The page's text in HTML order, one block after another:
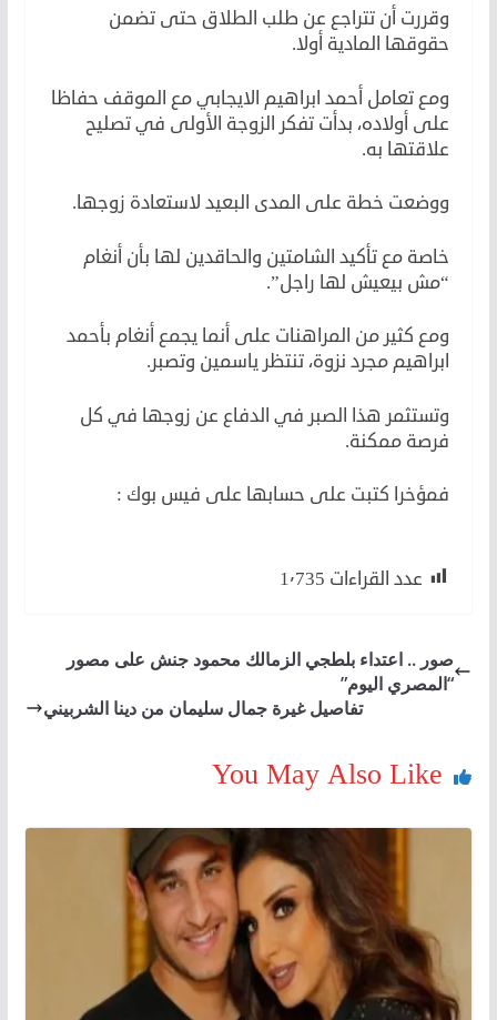
وقررت أن تتراجع عن طلب الطلاق حتى تضمن
حقوقها المادية أولا.
ومع تعامل أحمد ابراهيم الايجابي مع الموقف حفاظا
على أولاده، بدأت تفكر الزوجة الأولى في تصليح
علاقتها به.
ووضعت خطة على المدى البعيد لاستعادة زوجها.
خاصة مع تأكيد الشامتين والحاقدين لها بأن أنغام
“مش بيعيش لها راجل”.
ومع كثير من المراهنات على أنما يجمع أنغام بأحمد
ابراهيم مجرد نزوة، تنتظر ياسمين وتصبر.
وتستثمر هذا الصبر في الدفاع عن زوجها في كل
فرصة ممكنة.
فمؤخرا كتبت على حسابها على فيس بوك :
عدد القراءات 1٬735
صور .. اعتداء بلطجي الزمالك محمود جنش على مصور
“المصري اليوم”
تفاصيل غيرة جمال سليمان من دينا الشربيني
You May Also Like